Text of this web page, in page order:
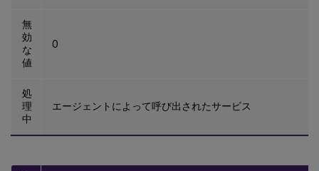
無
効
な
値
0
処
理
中
エージェントによって呼び出されたサービス